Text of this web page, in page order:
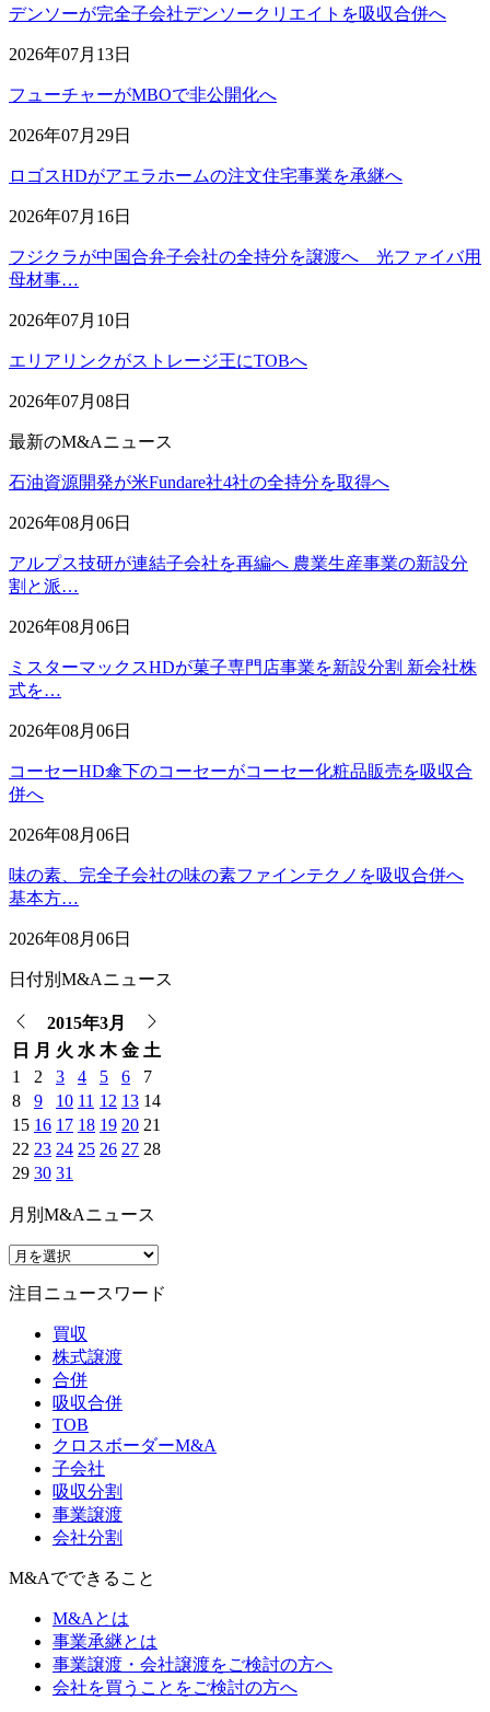
デンソーが完全子会社デンソークリエイトを吸収合併へ
2026年07月13日
フューチャーがMBOで非公開化へ
2026年07月29日
ロゴスHDがアエラホームの注文住宅事業を承継へ
2026年07月16日
フジクラが中国合弁子会社の全持分を譲渡へ 光ファイバ用
母材事…
2026年07月10日
エリアリンクがストレージ王にTOBへ
2026年07月08日
最新のM&Aニュース
石油資源開発が米Fundare社4社の全持分を取得へ
2026年08月06日
アルプス技研が連結子会社を再編へ 農業生産事業の新設分
割と派…
2026年08月06日
ミスターマックスHDが菓子専門店事業を新設分割 新会社株
式を…
2026年08月06日
コーセーHD傘下のコーセーがコーセー化粧品販売を吸収合
併へ
2026年08月06日
味の素、完全子会社の味の素ファインテクノを吸収合併へ
基本方…
2026年08月06日
日付別M&Aニュース
2015年3月
日
月 火 水 木 金 土
1
2 3 4 5 6
7
8
9 10 11 12 13 14
15 16 17 18 19 20 21
22 23 24 25 26 27 28
29 30 31
月別M&Aニュース
注目ニュースワード
買収
株式譲渡
合併
吸収合併
TOB
クロスボーダーM&A
子会社
吸収分割
事業譲渡
会社分割
M&Aでできること
M&Aとは
事業承継とは
事業譲渡・会社譲渡をご検討の方へ
会社を買うことをご検討の方へ